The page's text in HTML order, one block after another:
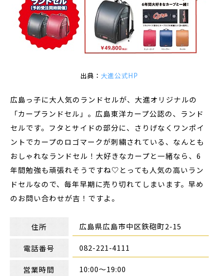
出典： 大進公式HP
広島っ子に大人気のランドセルが、大進オリジナルの
「カープランドセル」。広島東洋カープ公認の、ランド
セルです。フタとサイドの部分に、さりげなくワンポイ
ントでカープのロゴマークが刺繍されている、なんとも
おしゃれなランドセル！大好きなカープと一緒なら、6
年間勉強も頑張れそうですね♡とっても人気の高いラン
ドセルなので、毎年早期に売り切れてしまいます。早め
のお問い合わせが吉！ですよ。
住所 広島県広島市中区鉄砲町2-15
電話番号 082-221-4111
営業時間 10:00～19:00